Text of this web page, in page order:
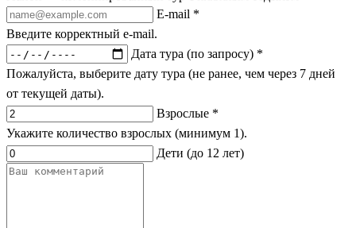
E-mail *
Введите корректный e-mail.
Дата тура (по запросу) *
Пожалуйста, выберите дату тура (не ранее, чем через 7 дней
от текущей даты).
Взрослые *
Укажите количество взрослых (минимум 1).
Дети (до 12 лет)